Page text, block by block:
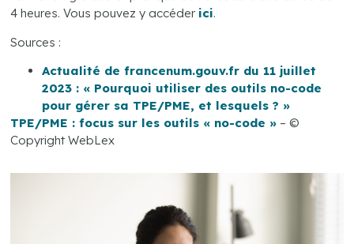
4 heures. Vous pouvez y accéder ici.
Sources :
Actualité de francenum.gouv.fr du 11 juillet
2023 : « Pourquoi utiliser des outils no-code
pour gérer sa TPE/PME, et lesquels ? »
TPE/PME : focus sur les outils « no-code » – ©
Copyright WebLex